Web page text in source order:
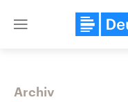
Close
Archiv